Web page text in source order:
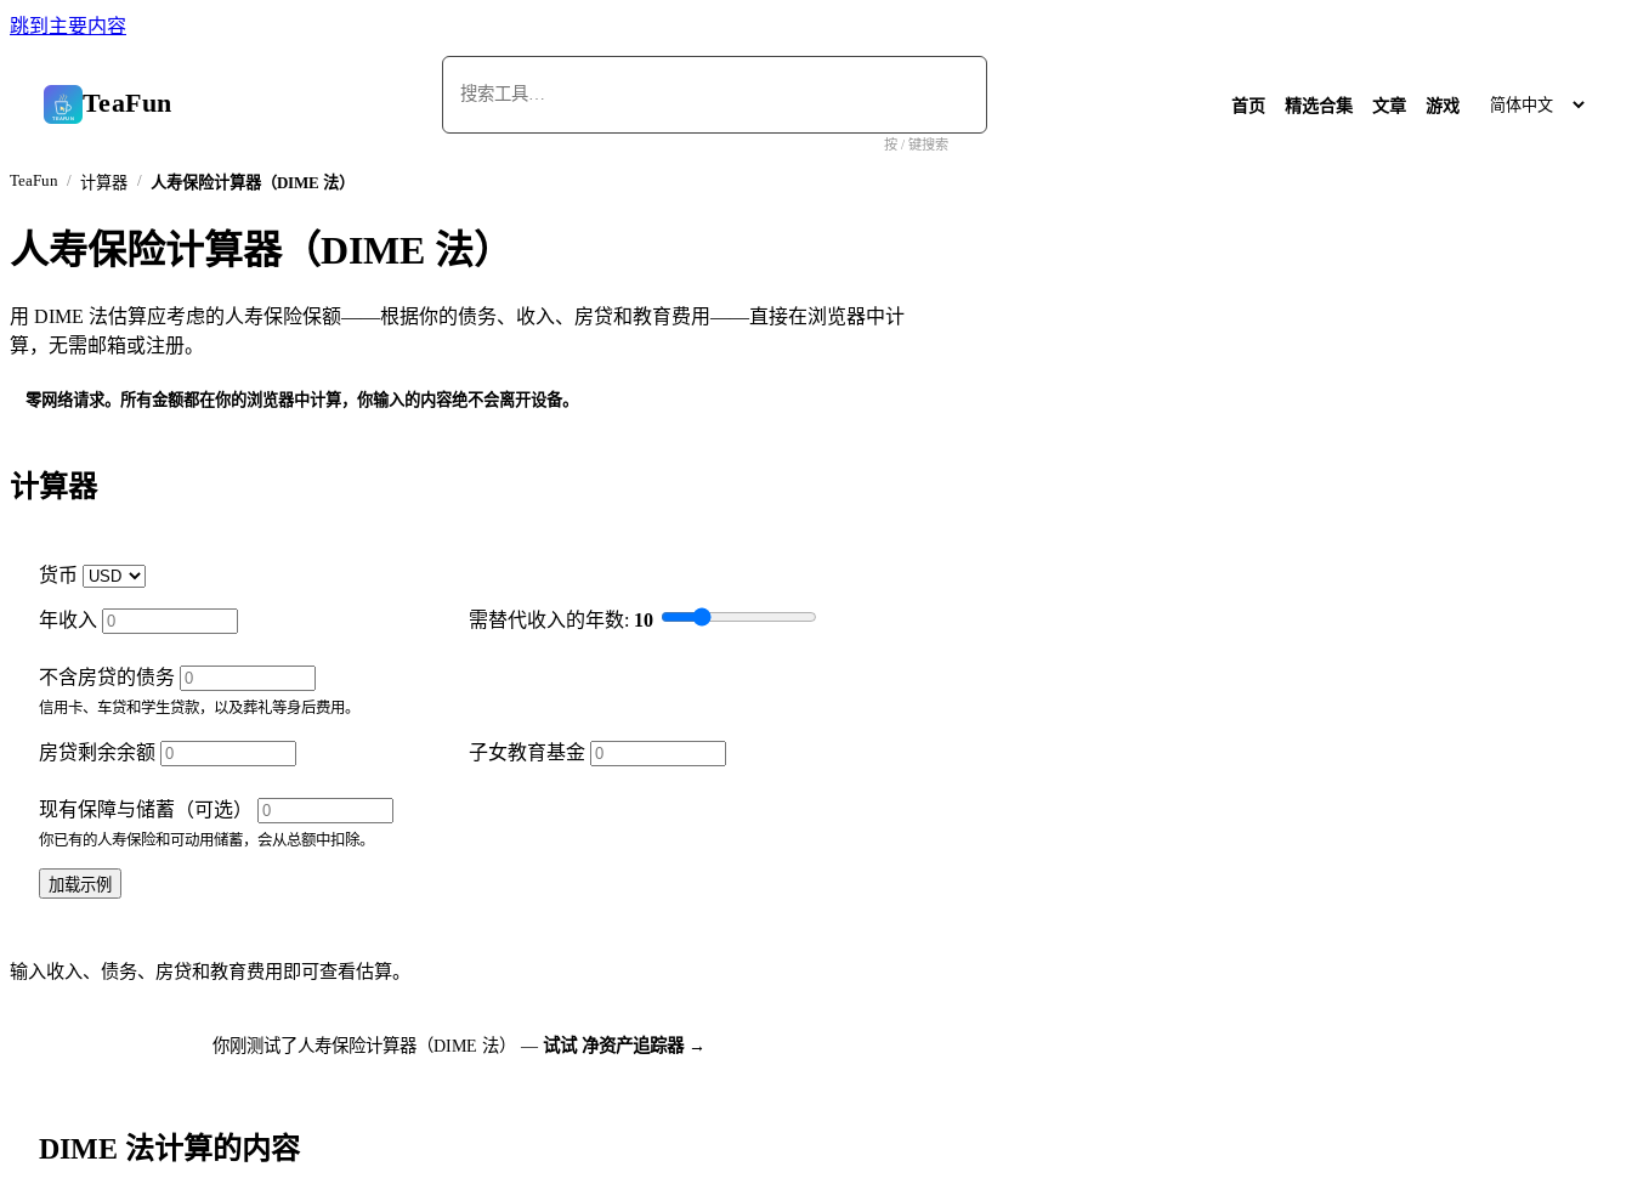
跳到主要内容
TeaFun
按 / 键搜索
首页 精选合集 文章 游戏
TeaFun 计算器 人寿保险计算器（DIME 法）
人寿保险计算器（DIME 法）
用 DIME 法估算应考虑的人寿保险保额——根据你的债务、收入、房贷和教育费用——直接在浏览器中计
算，无需邮箱或注册。
零网络请求。所有金额都在你的浏览器中计算，你输入的内容绝不会离开设备。
计算器
货币
年收入 需替代收入的年数: 10
不含房贷的债务
信用卡、车贷和学生贷款，以及葬礼等身后费用。
房贷剩余余额 子女教育基金
现有保障与储蓄（可选）
你已有的人寿保险和可动用储蓄，会从总额中扣除。
加载示例
输入收入、债务、房贷和教育费用即可查看估算。
你刚测试了人寿保险计算器（DIME 法） — 试试 净资产追踪器 →
DIME 法计算的内容